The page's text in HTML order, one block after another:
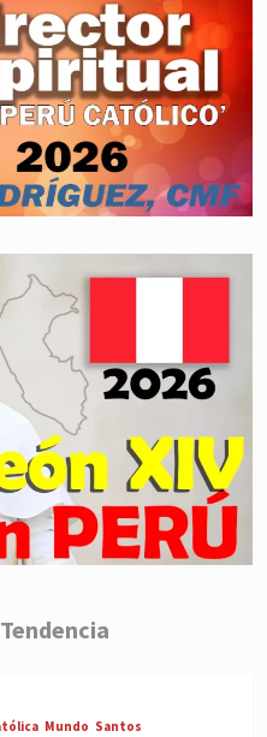
Tendencia
Mundo Santos